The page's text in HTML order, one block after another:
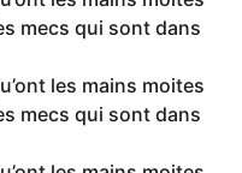
mecs qui sont dans
les mains moites
mecs qui sont dans